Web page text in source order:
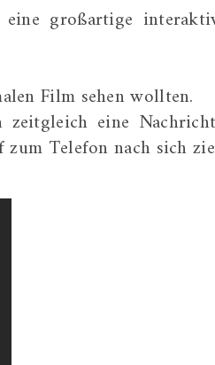
großartige
Film sehen wollten.
zeitgleich eine
Telefon nach sich